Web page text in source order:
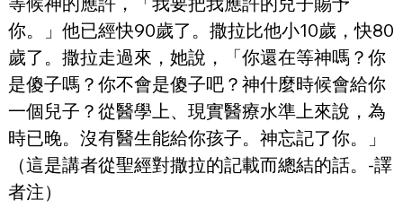
你。」他已經快90歲了。撒拉比他小10歲，快80
歲了。撒拉走過來，她說，「你還在等神嗎？你
是傻子嗎？你不會是傻子吧？神什麼時候會給你
一個兒子？從醫學上、現實醫療水準上來說，為
時已晚。沒有醫生能給你孩子。神忘記了你。」
（這是講者從聖經對撒拉的記載而總結的話。-譯
者注）